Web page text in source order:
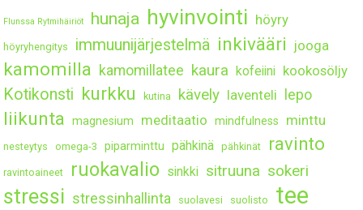
Flunssa Rytmihäiriöt hunaja hyvinvointi höyry
höyryhengitys immuunijärjestelmä inkivääri jooga
kamomilla kamomillatee kaura kofeiini kookosöljy
Kotikonsti kurkku kutina kävely laventeli lepo
liikunta magnesium meditaatio mindfulness minttu
nesteytys omega-3 piparminttu pähkinä pähkinät ravinto
ravintoaineet ruokavalio sinkki sitruuna sokeri
stressi stressinhallinta suolavesi suolisto tee